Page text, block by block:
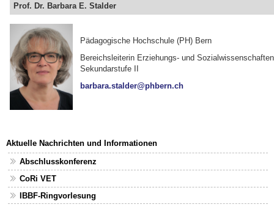
Prof. Dr. Barbara E. Stalder
Pädagogische Hochschule (PH) Bern
Bereichsleiterin Erziehungs- und
Sekundarstufe II
barbara.stalder@phbern.ch
Aktuelle Nachrichten und Informationen
Abschlusskonferenz
CoRi VET
IBBF-Ringvorlesung